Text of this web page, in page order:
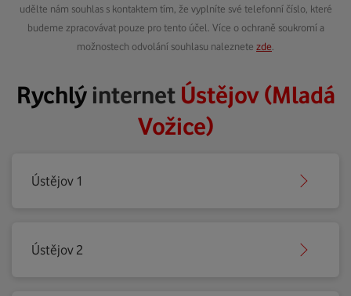
udělte nám souhlas s kontaktem tím, že vyplníte své telefonní číslo, které
budeme zpracovávat pouze pro tento účel. Více o ochraně soukromí a
možnostech odvolání souhlasu naleznete zde
Rychlýinternet Ústějov (Mladá
Vožice)
Ústějov 1
Ústějov 2